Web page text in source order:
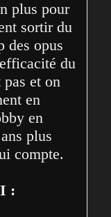
plus pour
sortir du
des opus
du
et on
en
en
plus
compte.
: